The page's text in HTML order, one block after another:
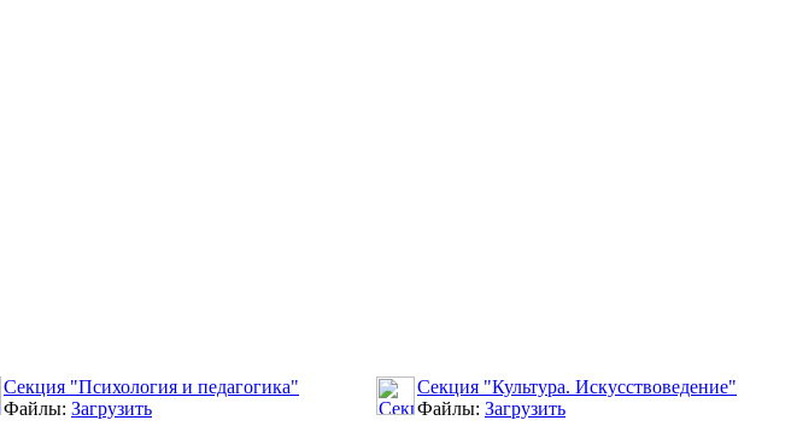
Секция "Психология и педагогика"
Файлы: Загрузить
Секция "Культура. Искусствоведение"
Файлы: Загрузить